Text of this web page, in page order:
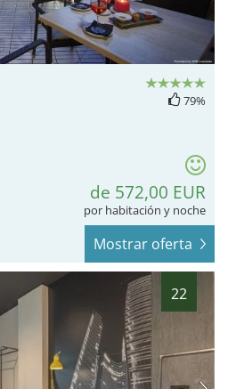
79%
de 572,00 EUR
por habitación y noche
Mostrar oferta
22